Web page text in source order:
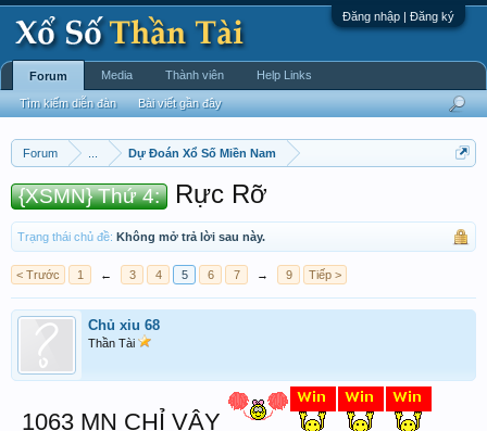
Đăng nhập | Đăng ký
Forum Dự Đoán Xổ Số Miền Nam
{XSMN} Thứ 4: Rực Rỡ
Trạng thái chủ đề: Không mở trả lời sau này.
< Trước 1 ← 3 4 5 6 7 → 9 Tiếp >
Chủ xiu 68
Thần Tài
1063 MN CHỈ VẬY
Forum
Tìm kiếm diễn đàn Bài viết gần đây
Media Thành viên Help Links